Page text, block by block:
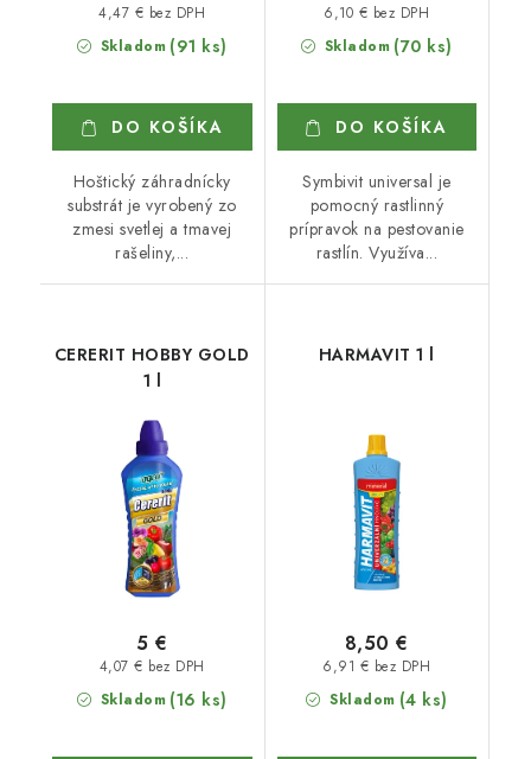
Skladom (91 ks)
4,47 € bez DPH
DO KOŠÍKA
Hoštický záhradnícky
substrát je vyrobený zo
zmesi svetlej a tmavej
rašeliny,...
Skladom (70 ks)
6,10 € bez DPH
DO KOŠÍKA
Symbivit universal je
pomocný rastlinný
prípravok na pestovanie
rastlín. Využíva...
CERERIT HOBBY GOLD
1 l
Skladom (16 ks)
4,07 € bez DPH
5 €
HARMAVIT 1 l
Skladom (4 ks)
6,91 € bez DPH
8,50 €